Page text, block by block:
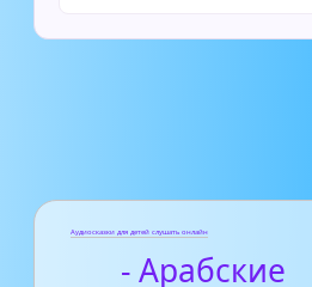
Аудиосказки для детей слушать онлайн
- Арабские